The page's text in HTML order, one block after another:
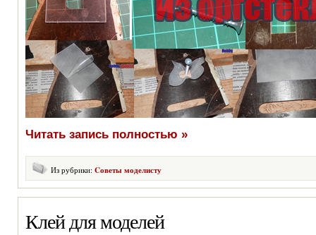
Читать запись полностью »
Из рубрики: Cоветы моделисту
Клей для моделей